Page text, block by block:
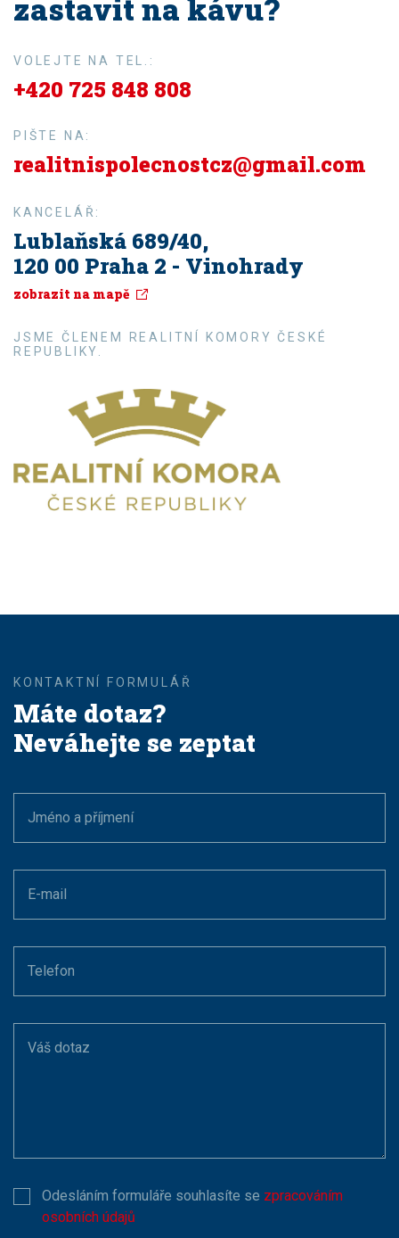
zastavit na kávu?
VOLEJTE NA TEL.:
+420 725 848 808
PIŠTE NA:
realitnispolecnostcz@gmail.com
KANCELÁŘ:
Lublaňská 689/40,
120 00 Praha 2 - Vinohrady
zobrazit na mapě
JSME ČLENEM REALITNÍ KOMORY ČESKÉ
REPUBLIKY.
Máte dotaz?
Neváhejte se zeptat
Jméno a příjmení
E-mail
Telefon
Váš dotaz
Odesláním formuláře souhlasíte se zpracováním
osobních údajů